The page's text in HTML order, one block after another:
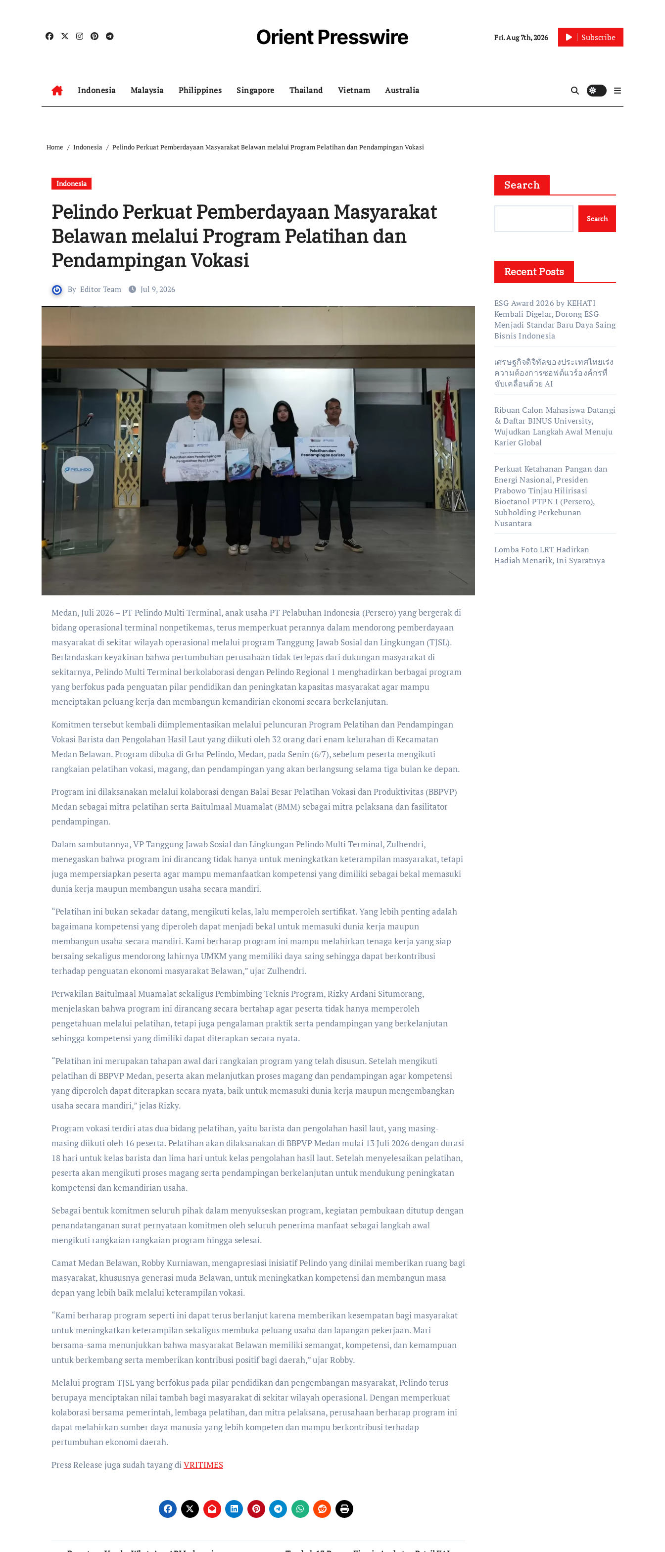
Orient Presswire Fri. Aug 7th, 2026 Subscribe
Indonesia Malaysia Philippines Singapore Thailand Vietnam Australia
Home Indonesia Pelindo Perkuat Pemberdayaan Masyarakat Belawan melalui Program Pelatihan dan Pendampingan Vokasi
Indonesia
Pelindo Perkuat Pemberdayaan Masyarakat
Belawan melalui Program Pelatihan dan
Pendampingan Vokasi
By Editor Team Jul 9, 2026
Medan, Juli 2026 – PT Pelindo Multi Terminal, anak usaha PT Pelabuhan Indonesia (Persero) yang bergerak di
bidang operasional terminal nonpetikemas, terus memperkuat perannya dalam mendorong pemberdayaan
masyarakat di sekitar wilayah operasional melalui program Tanggung Jawab Sosial dan Lingkungan (TJSL).
Berlandaskan keyakinan bahwa pertumbuhan perusahaan tidak terlepas dari dukungan masyarakat di
sekitarnya, Pelindo Multi Terminal berkolaborasi dengan Pelindo Regional 1 menghadirkan berbagai program
yang berfokus pada penguatan pilar pendidikan dan peningkatan kapasitas masyarakat agar mampu
menciptakan peluang kerja dan membangun kemandirian ekonomi secara berkelanjutan.
Komitmen tersebut kembali diimplementasikan melalui peluncuran Program Pelatihan dan Pendampingan
Vokasi Barista dan Pengolahan Hasil Laut yang diikuti oleh 32 orang dari enam kelurahan di Kecamatan
Medan Belawan. Program dibuka di Grha Pelindo, Medan, pada Senin (6/7), sebelum peserta mengikuti
rangkaian pelatihan vokasi, magang, dan pendampingan yang akan berlangsung selama tiga bulan ke depan.
Program ini dilaksanakan melalui kolaborasi dengan Balai Besar Pelatihan Vokasi dan Produktivitas (BBPVP)
Medan sebagai mitra pelatihan serta Baitulmaal Muamalat (BMM) sebagai mitra pelaksana dan fasilitator
pendampingan.
Dalam sambutannya, VP Tanggung Jawab Sosial dan Lingkungan Pelindo Multi Terminal, Zulhendri,
menegaskan bahwa program ini dirancang tidak hanya untuk meningkatkan keterampilan masyarakat, tetapi
juga mempersiapkan peserta agar mampu memanfaatkan kompetensi yang dimiliki sebagai bekal memasuki
dunia kerja maupun membangun usaha secara mandiri.
“Pelatihan ini bukan sekadar datang, mengikuti kelas, lalu memperoleh sertifikat. Yang lebih penting adalah
bagaimana kompetensi yang diperoleh dapat menjadi bekal untuk memasuki dunia kerja maupun
membangun usaha secara mandiri. Kami berharap program ini mampu melahirkan tenaga kerja yang siap
bersaing sekaligus mendorong lahirnya UMKM yang memiliki daya saing sehingga dapat berkontribusi
terhadap penguatan ekonomi masyarakat Belawan,” ujar Zulhendri.
Perwakilan Baitulmaal Muamalat sekaligus Pembimbing Teknis Program, Rizky Ardani Situmorang,
menjelaskan bahwa program ini dirancang secara bertahap agar peserta tidak hanya memperoleh
pengetahuan melalui pelatihan, tetapi juga pengalaman praktik serta pendampingan yang berkelanjutan
sehingga kompetensi yang dimiliki dapat diterapkan secara nyata.
“Pelatihan ini merupakan tahapan awal dari rangkaian program yang telah disusun. Setelah mengikuti
pelatihan di BBPVP Medan, peserta akan melanjutkan proses magang dan pendampingan agar kompetensi
yang diperoleh dapat diterapkan secara nyata, baik untuk memasuki dunia kerja maupun mengembangkan
usaha secara mandiri,” jelas Rizky.
Program vokasi terdiri atas dua bidang pelatihan, yaitu barista dan pengolahan hasil laut, yang masing-
masing diikuti oleh 16 peserta. Pelatihan akan dilaksanakan di BBPVP Medan mulai 13 Juli 2026 dengan durasi
18 hari untuk kelas barista dan lima hari untuk kelas pengolahan hasil laut. Setelah menyelesaikan pelatihan,
peserta akan mengikuti proses magang serta pendampingan berkelanjutan untuk mendukung peningkatan
kompetensi dan kemandirian usaha.
Sebagai bentuk komitmen seluruh pihak dalam menyukseskan program, kegiatan pembukaan ditutup dengan
penandatanganan surat pernyataan komitmen oleh seluruh penerima manfaat sebagai langkah awal
mengikuti rangkaian rangkaian program hingga selesai.
Camat Medan Belawan, Robby Kurniawan, mengapresiasi inisiatif Pelindo yang dinilai memberikan ruang bagi
masyarakat, khususnya generasi muda Belawan, untuk meningkatkan kompetensi dan membangun masa
depan yang lebih baik melalui keterampilan vokasi.
“Kami berharap program seperti ini dapat terus berlanjut karena memberikan kesempatan bagi masyarakat
untuk meningkatkan keterampilan sekaligus membuka peluang usaha dan lapangan pekerjaan. Mari
bersama-sama menunjukkan bahwa masyarakat Belawan memiliki semangat, kompetensi, dan kemampuan
untuk berkembang serta memberikan kontribusi positif bagi daerah,” ujar Robby.
Melalui program TJSL yang berfokus pada pilar pendidikan dan pengembangan masyarakat, Pelindo terus
berupaya menciptakan nilai tambah bagi masyarakat di sekitar wilayah operasional. Dengan memperkuat
kolaborasi bersama pemerintah, lembaga pelatihan, dan mitra pelaksana, perusahaan berharap program ini
dapat melahirkan sumber daya manusia yang lebih kompeten dan mampu berkontribusi terhadap
pertumbuhan ekonomi daerah.
Press Release juga sudah tayang di VRITIMES
Search
Search
Recent Posts
ESG Award 2026 by KEHATI
Kembali Digelar, Dorong ESG
Menjadi Standar Baru Daya Saing
Bisnis Indonesia
เศรษฐกิจดิจิทัลของประเทศไทยเร่ง
ความต้องการซอฟต์แวร์องค์กรที่
ขับเคลื่อนด้วย AI
Ribuan Calon Mahasiswa Datangi
& Daftar BINUS University,
Wujudkan Langkah Awal Menuju
Karier Global
Perkuat Ketahanan Pangan dan
Energi Nasional, Presiden
Prabowo Tinjau Hilirisasi
Bioetanol PTPN I (Persero),
Subholding Perkebunan
Nusantara
Lomba Foto LRT Hadirkan
Hadiah Menarik, Ini Syaratnya